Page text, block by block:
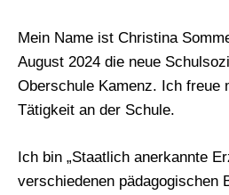
Mein Name ist Christina
August 2024 die neue
Oberschule Kamenz. Ich freue
Tätigkeit an der Schule.
Ich bin „Staatlich anerkannte
verschiedenen pädagogischen